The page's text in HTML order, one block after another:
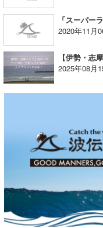
2020年11月
2025年08月